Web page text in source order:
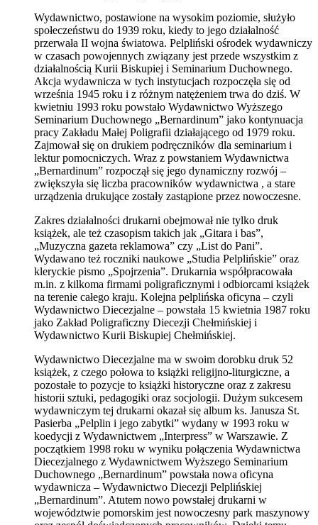
Wydawnictwo, postawione na wysokim poziomie, służyło
społeczeństwu do 1939 roku, kiedy to jego działalność
przerwała II wojna światowa. Pelpliński ośrodek wydawniczy
w czasach powojennych związany jest przede wszystkim z
działalnością Kurii Biskupiej i Seminarium Duchownego.
Akcja wydawnicza w tych instytucjach rozpoczęła się od
września 1945 roku i z różnym natężeniem trwa do dziś. W
kwietniu 1993 roku powstało Wydawnictwo Wyższego
Seminarium Duchownego „Bernardinum” jako kontynuacja
pracy Zakładu Małej Poligrafii działającego od 1979 roku.
Zajmował się on drukiem podręczników dla seminarium i
lektur pomocniczych. Wraz z powstaniem Wydawnictwa
„Bernardinum” rozpoczął się jego dynamiczny rozwój –
zwiększyła się liczba pracowników wydawnictwa , a stare
urządzenia drukujące zostały zastąpione przez nowoczesne.
Zakres działalności drukarni obejmował nie tylko druk
książek, ale też czasopism takich jak „Gitara i bas”,
„Muzyczna gazeta reklamowa” czy „List do Pani”.
Wydawano też roczniki naukowe „Studia Pelplińskie” oraz
kleryckie pismo „Spojrzenia”. Drukarnia współpracowała
m.in. z kilkoma firmami poligraficznymi i odbiorcami książek
na terenie całego kraju. Kolejna pelplińska oficyna – czyli
Wydawnictwo Diecezjalne – powstała 15 kwietnia 1987 roku
jako Zakład Poligraficzny Diecezji Chełmińskiej i
Wydawnictwo Kurii Biskupiej Chełmińskiej.
Wydawnictwo Diecezjalne ma w swoim dorobku druk 52
książek, z czego połowa to książki religijno-liturgiczne, a
pozostałe to pozycje to książki historyczne oraz z zakresu
historii sztuki, pedagogiki oraz socjologii. Dużym sukcesem
wydawniczym tej drukarni okazał się album ks. Janusza St.
Pasierba „Pelplin i jego zabytki” wydany w 1993 roku w
koedycji z Wydawnictwem „Interpress” w Warszawie. Z
początkiem 1998 roku w wyniku połączenia Wydawnictwa
Diecezjalnego z Wydawnictwem Wyższego Seminarium
Duchownego „Bernardinum” powstała nowa oficyna
wydawnicza – Wydawnictwo Diecezji Pelplińskiej
„Bernardinum”. Atutem nowo powstałej drukarni w
województwie pomorskim jest nowoczesny park maszynowy